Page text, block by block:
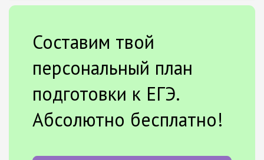
Составим твой
персональный план
подготовки к ЕГЭ.
Абсолютно бесплатно!